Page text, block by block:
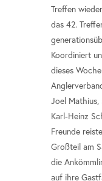
Treffen
das 42.
Koordiniert
dieses
Joel Mathius,
Karl-Heinz
Freunde
Großteil am
die
auf ihre